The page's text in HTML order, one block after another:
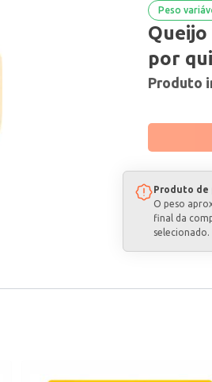
Peso
por
Produto
Produto de
O peso
final da
selecionado.